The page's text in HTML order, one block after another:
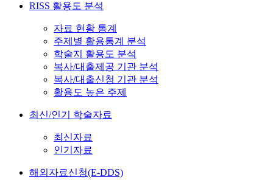
RISS 활용도 분석
자료 현황 통계
주제별 활용통계 분석
학술지 활용도 분석
복사/대출제공 기관 분석
복사/대출신청 기관 분석
활용도 높은 주제
최신/인기 학술자료
최신자료
인기자료
해외자료신청(E-DDS)